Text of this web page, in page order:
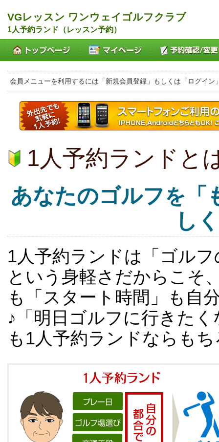
VGレッスン ワンウェイゴルフクラブ
1人予約ランド（レッスン予約）
会員メニューを利用するには「新規会員登録」もしくは「ログイン
1人予約ランドと
あなたのゴルフを
し
1人予約ランドは「ゴル
という身軽さだからこそ
も「スタート時間」も自
♪「明日ゴルフに行きた
も1人予約ランドならも